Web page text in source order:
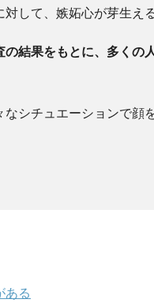
して、嫉妬心が芽生え
の結果をもとに、多くの
シチュエーションで顔
ある